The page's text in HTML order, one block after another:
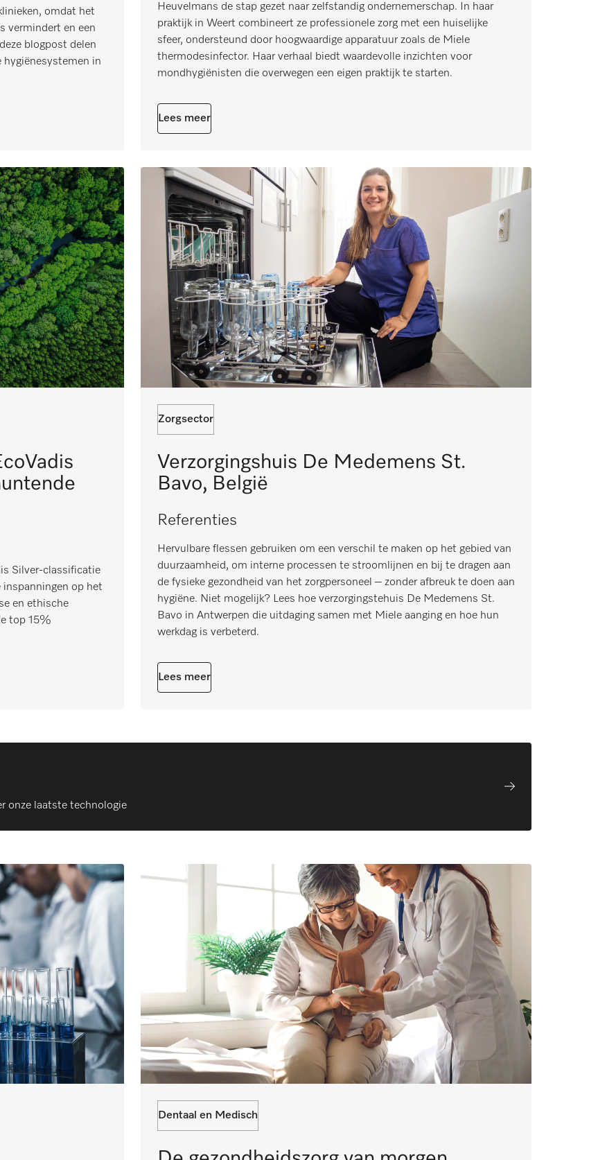
omdat het
vermindert en een
blogpost delen
in
Heuvelmans de stap gezet naar zelfstandig ondernemerschap. In haar
praktijk in Weert combineert ze professionele zorg met een huiselijke
sfeer, ondersteund door hoogwaardige apparatuur zoals de Miele
thermodesinfector. Haar verhaal biedt waardevolle inzichten voor
mondhygiënisten die overwegen een eigen praktijk te starten.
Lees meer
Silver-classificatie
inspanningen op het
en ethische
top 15%
Zorgsector
Verzorgingshuis De Medemens St.
Bavo, België
Referenties
Hervulbare flessen gebruiken om een verschil te maken op het gebied van
duurzaamheid, om interne processen te stroomlijnen en bij te dragen aan
de fysieke gezondheid van het zorgpersoneel – zonder afbreuk te doen aan
hygiëne. Niet mogelijk? Lees hoe verzorgingstehuis De Medemens St.
Bavo in Antwerpen die uitdaging samen met Miele aanging en hoe hun
werkdag is verbeterd.
Lees meer
onze laatste technologie
Dentaal en Medisch